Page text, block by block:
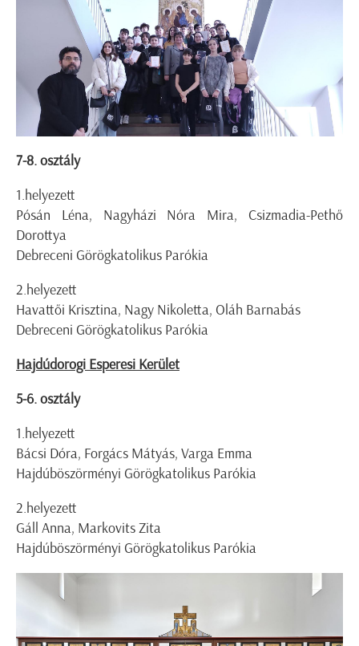
7-8. osztály
1.helyezett
Pósán Léna, Nagyházi Nóra Mira, Csizmadia-Pethő
Dorottya
Debreceni Görögkatolikus Parókia
2.helyezett
Havattői Krisztina, Nagy Nikoletta, Oláh Barnabás
Debreceni Görögkatolikus Parókia
Hajdúdorogi Esperesi Kerület
5-6. osztály
1.helyezett
Bácsi Dóra, Forgács Mátyás, Varga Emma
Hajdúböszörményi Görögkatolikus Parókia
2.helyezett
Gáll Anna, Markovits Zita
Hajdúböszörményi Görögkatolikus Parókia